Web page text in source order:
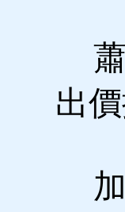
蕭
出
加